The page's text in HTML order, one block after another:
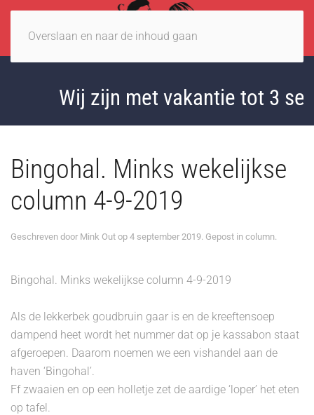
Overslaan en naar de inhoud gaan
Wij zijn met vakantie tot 3
Bingohal. Minks wekelijkse
column 4-9-2019
Geschreven door Mink Out op 4 september 2019. Gepost in column.
Bingohal. Minks wekelijkse column 4-9-2019
Als de lekkerbek goudbruin gaar is en de kreeftensoep
dampend heet wordt het nummer dat op je kassabon staat
afgeroepen. Daarom noemen we een vishandel aan de
haven ‘Bingohal’.
Ff zwaaien en op een holletje zet de aardige ‘loper’ het eten
op tafel.